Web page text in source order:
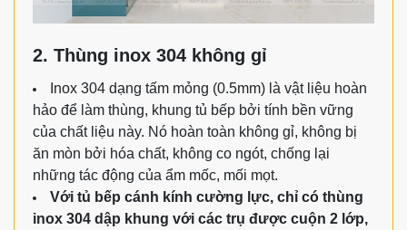
2. Thùng inox 304 không gỉ
Inox 304 dạng tấm mỏng (0.5mm) là vật liệu hoàn
hảo để làm thùng, khung tủ bếp bởi tính bền vững
của chất liệu này. Nó hoàn toàn không gỉ, không bị
ăn mòn bởi hóa chất, không co ngót, chống lại
những tác động của ẩm mốc, mối mọt.
Với tủ bếp cánh kính cường lực, chỉ có thùng
inox 304 dập khung với các trụ được cuộn 2 lớp,